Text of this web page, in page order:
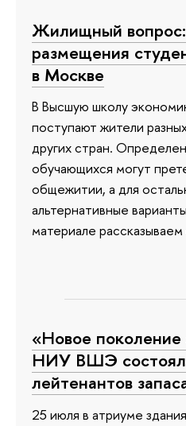
Жилищный
размещения
в Москве
В Высшую школу
поступают жители
других стран.
обучающихся могут
общежитии, а для
альтернативные
материале
«Новое поколение
НИУ ВШЭ
лейтенантов
25 июля в атриуме